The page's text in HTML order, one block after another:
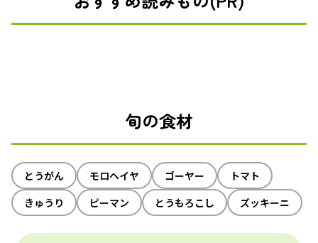
旬の食材
とうがん モロヘイヤ ゴーヤー
トマト
きゅうり
ピーマン とうもろこし ズッキーニ